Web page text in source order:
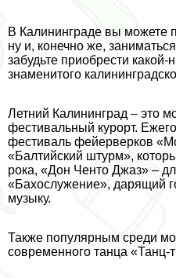
В Калининграде вы можете
ну и, конечно же,
забудьте приобрести какой-
знаменитого
Летний Калининград – это
фестивальный курорт.
фестиваль фейерверков
«Балтийский штурм»,
рока, «Дон Ченто Джаз» –
«Бахослужение», дарящий
музыку.
Также популярным среди
современного танца «Танц-